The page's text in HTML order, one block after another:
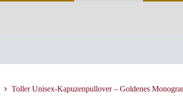
Toller Unisex-Kapuzenpullover – Goldenes